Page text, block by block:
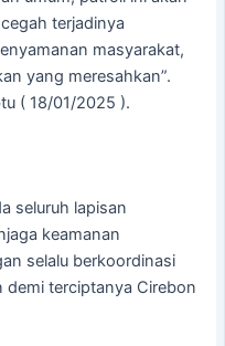
terjadinya
masyarakat,
yang meresahkan”.
( 18/01/2025 ).
seluruh lapisan
keamanan
selalu berkoordinasi
terciptanya Cirebon